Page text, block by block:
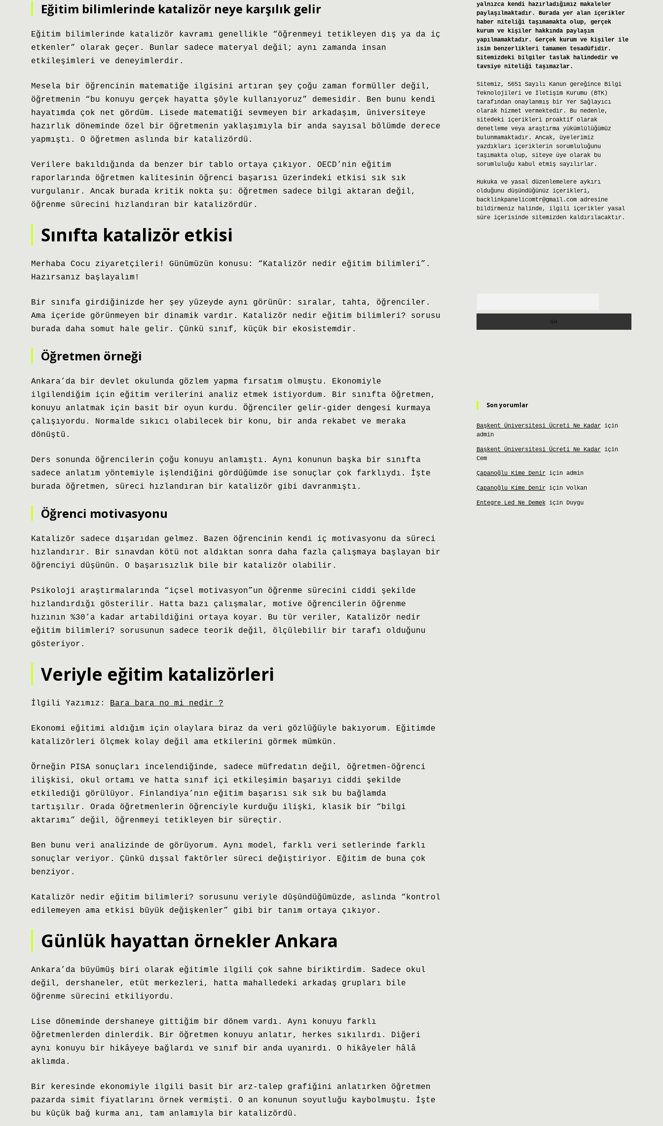
Eğitim bilimlerinde katalizör neye karşılık gelir
Eğitim bilimlerinde katalizör kavramı genellikle “öğrenmeyi tetikleyen dış ya da iç
etkenler” olarak geçer. Bunlar sadece materyal değil; aynı zamanda insan
etkileşimleri ve deneyimlerdir.
Mesela bir öğrencinin matematiğe ilgisini artıran şey çoğu zaman formüller değil,
öğretmenin “bu konuyu gerçek hayatta şöyle kullanıyoruz” demesidir. Ben bunu kendi
hayatımda çok net gördüm. Lisede matematiği sevmeyen bir arkadaşım, üniversiteye
hazırlık döneminde özel bir öğretmenin yaklaşımıyla bir anda sayısal bölümde derece
yapmıştı. O öğretmen aslında bir katalizördü.
Verilere bakıldığında da benzer bir tablo ortaya çıkıyor. OECD’nin eğitim
raporlarında öğretmen kalitesinin öğrenci başarısı üzerindeki etkisi sık sık
vurgulanır. Ancak burada kritik nokta şu: öğretmen sadece bilgi aktaran değil,
öğrenme sürecini hızlandıran bir katalizördür.
Sınıfta katalizör etkisi
Merhaba Cocu ziyaretçileri! Günümüzün konusu: “Katalizör nedir eğitim bilimleri”.
Hazırsanız başlayalım!
Bir sınıfa girdiğinizde her şey yüzeyde aynı görünür: sıralar, tahta, öğrenciler.
Ama içeride görünmeyen bir dinamik vardır. Katalizör nedir eğitim bilimleri? sorusu
burada daha somut hale gelir. Çünkü sınıf, küçük bir ekosistemdir.
Öğretmen örneği
Ankara’da bir devlet okulunda gözlem yapma fırsatım olmuştu. Ekonomiyle
ilgilendiğim için eğitim verilerini analiz etmek istiyordum. Bir sınıfta öğretmen,
konuyu anlatmak için basit bir oyun kurdu. Öğrenciler gelir-gider dengesi kurmaya
çalışıyordu. Normalde sıkıcı olabilecek bir konu, bir anda rekabet ve meraka
dönüştü.
Ders sonunda öğrencilerin çoğu konuyu anlamıştı. Aynı konunun başka bir sınıfta
sadece anlatım yöntemiyle işlendiğini gördüğümde ise sonuçlar çok farklıydı. İşte
burada öğretmen, süreci hızlandıran bir katalizör gibi davranmıştı.
Öğrenci motivasyonu
Katalizör sadece dışarıdan gelmez. Bazen öğrencinin kendi iç motivasyonu da süreci
hızlandırır. Bir sınavdan kötü not aldıktan sonra daha fazla çalışmaya başlayan bir
öğrenciyi düşünün. O başarısızlık bile bir katalizör olabilir.
Psikoloji araştırmalarında “içsel motivasyon”un öğrenme sürecini ciddi şekilde
hızlandırdığı gösterilir. Hatta bazı çalışmalar, motive öğrencilerin öğrenme
hızının %30’a kadar artabildiğini ortaya koyar. Bu tür veriler, Katalizör nedir
eğitim bilimleri? sorusunun sadece teorik değil, ölçülebilir bir tarafı olduğunu
gösteriyor.
Veriyle eğitim katalizörleri
İlgili Yazımız: Bara bara no mi nedir ?
Ekonomi eğitimi aldığım için olaylara biraz da veri gözlüğüyle bakıyorum. Eğitimde
katalizörleri ölçmek kolay değil ama etkilerini görmek mümkün.
Örneğin PISA sonuçları incelendiğinde, sadece müfredatın değil, öğretmen-öğrenci
ilişkisi, okul ortamı ve hatta sınıf içi etkileşimin başarıyı ciddi şekilde
etkilediği görülüyor. Finlandiya’nın eğitim başarısı sık sık bu bağlamda
tartışılır. Orada öğretmenlerin öğrenciyle kurduğu ilişki, klasik bir “bilgi
aktarımı” değil, öğrenmeyi tetikleyen bir süreçtir.
Ben bunu veri analizinde de görüyorum. Aynı model, farklı veri setlerinde farklı
sonuçlar veriyor. Çünkü dışsal faktörler süreci değiştiriyor. Eğitim de buna çok
benziyor.
Katalizör nedir eğitim bilimleri? sorusunu veriyle düşündüğümüzde, aslında “kontrol
edilemeyen ama etkisi büyük değişkenler” gibi bir tanım ortaya çıkıyor.
Günlük hayattan örnekler Ankara
Ankara’da büyümüş biri olarak eğitimle ilgili çok sahne biriktirdim. Sadece okul
değil, dershaneler, etüt merkezleri, hatta mahalledeki arkadaş grupları bile
öğrenme sürecini etkiliyordu.
Lise döneminde dershaneye gittiğim bir dönem vardı. Aynı konuyu farklı
öğretmenlerden dinlerdik. Bir öğretmen konuyu anlatır, herkes sıkılırdı. Diğeri
aynı konuyu bir hikâyeye bağlardı ve sınıf bir anda uyanırdı. O hikâyeler hâlâ
aklımda.
Bir keresinde ekonomiyle ilgili basit bir arz-talep grafiğini anlatırken öğretmen
pazarda simit fiyatlarını örnek vermişti. O an konunun soyutluğu kaybolmuştu. İşte
bu küçük bağ kurma anı, tam anlamıyla bir katalizördü.
yalnızca kendi hazırladığımız makaleler
paylaşılmaktadır. Burada yer alan içerikler
haber niteliği taşımamakta olup, gerçek
kurum ve kişiler hakkında paylaşım
yapılmamaktadır. Gerçek kurum ve kişiler ile
isim benzerlikleri tamamen tesadüfidir.
Sitemizdeki bilgiler taslak halindedir ve
tavsiye niteliği taşımazlar.
Sitemiz, 5651 Sayılı Kanun gereğince Bilgi
Teknolojileri ve İletişim Kurumu (BTK)
tarafından onaylanmış bir Yer Sağlayıcı
olarak hizmet vermektedir. Bu nedenle,
sitedeki içerikleri proaktif olarak
denetleme veya araştırma yükümlülüğümüz
bulunmamaktadır. Ancak, üyelerimiz
yazdıkları içeriklerin sorumluluğunu
taşımakta olup, siteye üye olarak bu
sorumluluğu kabul etmiş sayılırlar.
Hukuka ve yasal düzenlemelere aykırı
olduğunu düşündüğünüz içerikleri,
backlinkpanelicomtr@gmail.comadresine
bildirmeniz halinde, ilgili içerikler yasal
süre içerisinde sitemizden kaldırılacaktır.
Son yorumlar
Başkent Üniversitesi Ücreti Ne Kadariçin
admin
Başkent Üniversitesi Ücreti Ne Kadariçin
Cem
Çapanoğlu Kime Deniriçin admin
Çapanoğlu Kime Deniriçin Volkan
Entegre Led Ne Demekiçin Duygu